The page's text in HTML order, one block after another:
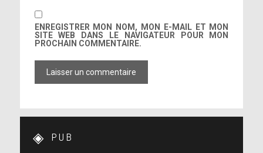
ENREGISTRER MON NOM, MON E-MAIL ET MON
SITE WEB DANS LE NAVIGATEUR POUR MON
PROCHAIN COMMENTAIRE.
PUB